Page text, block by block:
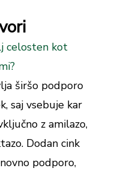
celosten kot
širšo podporo
saj vsebuje kar
z amilazo,
Dodan cink
podporo,